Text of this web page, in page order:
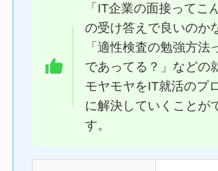
「IT企業の面接ってこ
の受け答えで良いのか
「適性検査の勉強方法
であってる？」などの
モヤモヤをIT就活のプ
に解決していくことが
す。